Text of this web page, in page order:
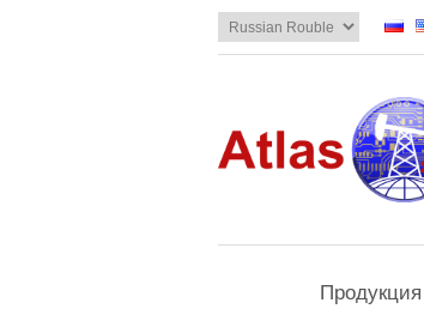
Продукция